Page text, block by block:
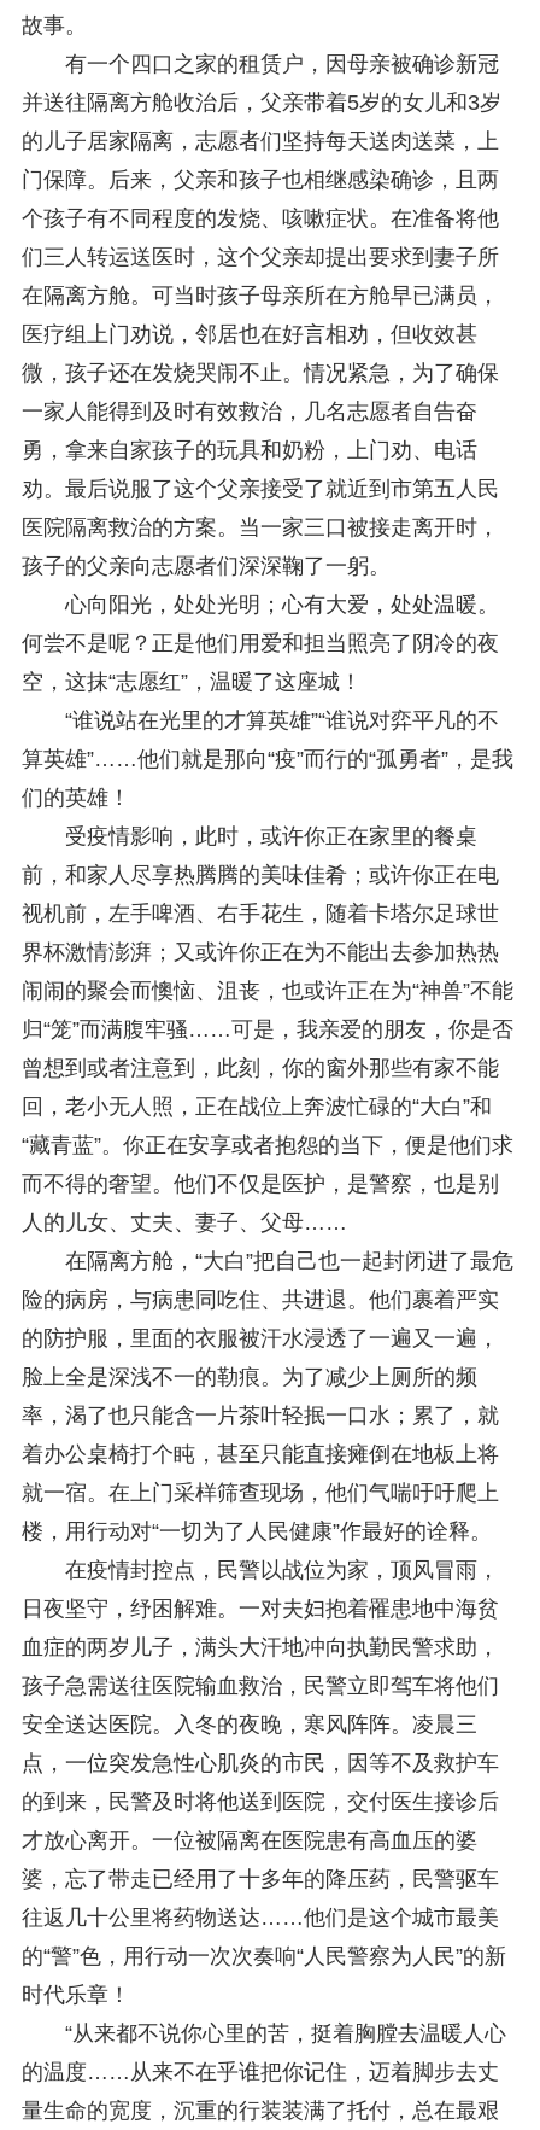
故事。
有一个四口之家的租赁户，因母亲被确诊新冠
并送往隔离方舱收治后，父亲带着5岁的女儿和3岁
的儿子居家隔离，志愿者们坚持每天送肉送菜，上
门保障。后来，父亲和孩子也相继感染确诊，且两
个孩子有不同程度的发烧、咳嗽症状。在准备将他
们三人转运送医时，这个父亲却提出要求到妻子所
在隔离方舱。可当时孩子母亲所在方舱早已满员，
医疗组上门劝说，邻居也在好言相劝，但收效甚
微，孩子还在发烧哭闹不止。情况紧急，为了确保
一家人能得到及时有效救治，几名志愿者自告奋
勇，拿来自家孩子的玩具和奶粉，上门劝、电话
劝。最后说服了这个父亲接受了就近到市第五人民
医院隔离救治的方案。当一家三口被接走离开时，
孩子的父亲向志愿者们深深鞠了一躬。
心向阳光，处处光明；心有大爱，处处温暖。
何尝不是呢？正是他们用爱和担当照亮了阴冷的夜
空，这抹“志愿红”，温暖了这座城！
“谁说站在光里的才算英雄”“谁说对弈平凡的不
算英雄”……他们就是那向“疫”而行的“孤勇者”，是我
们的英雄！
受疫情影响，此时，或许你正在家里的餐桌
前，和家人尽享热腾腾的美味佳肴；或许你正在电
视机前，左手啤酒、右手花生，随着卡塔尔足球世
界杯激情澎湃；又或许你正在为不能出去参加热热
闹闹的聚会而懊恼、沮丧，也或许正在为“神兽”不能
归“笼”而满腹牢骚……可是，我亲爱的朋友，你是否
曾想到或者注意到，此刻，你的窗外那些有家不能
回，老小无人照，正在战位上奔波忙碌的“大白”和
“藏青蓝”。你正在安享或者抱怨的当下，便是他们求
而不得的奢望。他们不仅是医护，是警察，也是别
人的儿女、丈夫、妻子、父母……
在隔离方舱，“大白”把自己也一起封闭进了最危
险的病房，与病患同吃住、共进退。他们裹着严实
的防护服，里面的衣服被汗水浸透了一遍又一遍，
脸上全是深浅不一的勒痕。为了减少上厕所的频
率，渴了也只能含一片茶叶轻抿一口水；累了，就
着办公桌椅打个盹，甚至只能直接瘫倒在地板上将
就一宿。在上门采样筛查现场，他们气喘吁吁爬上
楼，用行动对“一切为了人民健康”作最好的诠释。
在疫情封控点，民警以战位为家，顶风冒雨，
日夜坚守，纾困解难。一对夫妇抱着罹患地中海贫
血症的两岁儿子，满头大汗地冲向执勤民警求助，
孩子急需送往医院输血救治，民警立即驾车将他们
安全送达医院。入冬的夜晚，寒风阵阵。凌晨三
点，一位突发急性心肌炎的市民，因等不及救护车
的到来，民警及时将他送到医院，交付医生接诊后
才放心离开。一位被隔离在医院患有高血压的婆
婆，忘了带走已经用了十多年的降压药，民警驱车
往返几十公里将药物送达……他们是这个城市最美
的“警”色，用行动一次次奏响“人民警察为人民”的新
时代乐章！
“从来都不说你心里的苦，挺着胸膛去温暖人心
的温度……从来不在乎谁把你记住，迈着脚步去丈
量生命的宽度，沉重的行装装满了托付，总在最艰